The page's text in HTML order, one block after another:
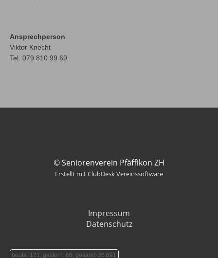
Ansprechperson
Viktor Knecht
Tel. 079 810 99 69
© Seniorenverein Pfäffikon ZH
Erstellt mit ClubDesk Vereinssoftware
Impressum
Datenschutz
heute: 121, gestern: 66, gesamt: 36.691